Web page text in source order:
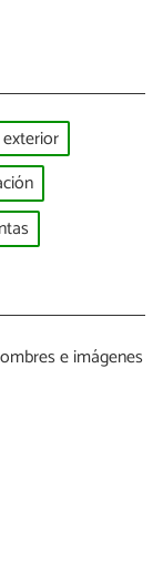
e imágenes